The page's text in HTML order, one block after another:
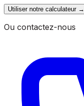
Utiliser notre calculateur→
Ou contactez-nous